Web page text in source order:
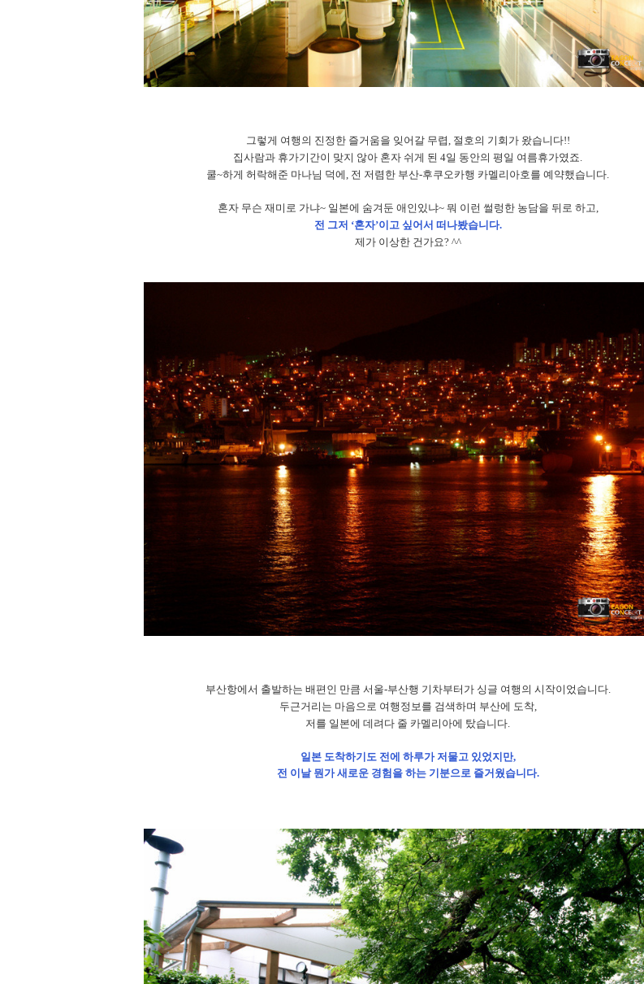
그렇게 여행의 진정한 즐거움을 잊어갈 무렵 절호의 기회가 왔습니다!!
집사람과 휴가기간이 맞지 않아 혼자 쉬게 된 4일 동안의 평일 여름휴가였죠
쿨~하게 허락해준 마나님 덕에, 전 저렴한 부산-후쿠오카행 카멜리아호를 예약했습니다
혼자 무슨 재미로 가냐~ 일본에 숨겨둔 애인있냐~ 뭐 이런 썰렁한 농담을 뒤로 하고
전 그저 ‘혼자’이고 싶어서 떠나봤습니다.
제가 이상한 건가요? ^^
부산항에서 출발하는 배편인 만큼 서울-부산행 기차부터가 싱글 여행의 시작이었습니다.
두근거리는 마음으로 여행정보를 검색하며 부산에 도착,
저를 일본에 데려다 줄 카멜리아에 탔습니다.
일본 도착하기도 전에 하루가 저물고 있었지만,
전 이날 뭔가 새로운 경험을 하는 기분으로 즐거웠습니다.